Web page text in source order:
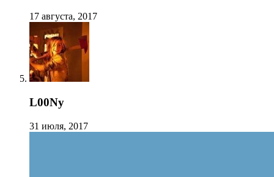
17 августа, 2017
L00Ny
31 июля, 2017